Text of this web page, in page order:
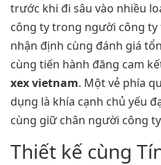
trước khi đi sâu vào nhiều
công ty trong người công
nhận định cùng đánh giá
cùng tiến hành đăng cam
xex vietnam. Một vẻ phía
dụng là khía cạnh chủ yếu
cùng giữ chân người công
Thiết kế cùng